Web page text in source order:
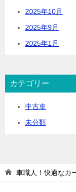
2025年10月
2025年9月
2025年1月
カテゴリー
中古車
未分類
車職人！快適なカ